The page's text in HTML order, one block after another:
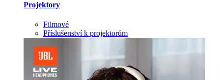
Projektory
Filmové
Příslušenství k projektorům